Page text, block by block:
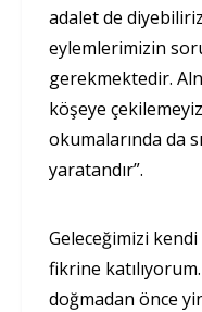
adalet de
eylemlerimizin
gerekmektedir.
köşeye
okumalarında da
yaratandır”.
Geleceğimizi
fikrine
doğmadan önce